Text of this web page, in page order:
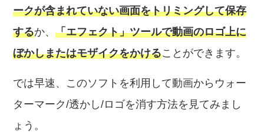
ークが含まれていない画面をトリミングして保存
するか、「エフェクト」ツールで動画のロゴ上に
ぼかしまたはモザイクをかけることができます。
では早速、このソフトを利用して動画からウォー
ターマーク/透かし/ロゴを消す方法を見てみまし
ょう。